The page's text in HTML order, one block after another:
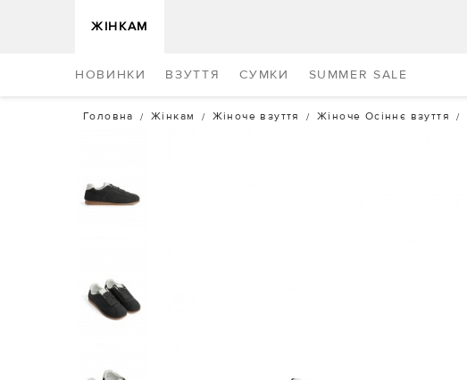
ЖІНКАМ
НОВИНКИ ВЗУТТЯ СУМКИ SUMMER SALE
Головна Жінкам Жіноче взуття Жіноче Осіннє взуття